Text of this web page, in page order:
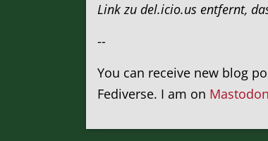
Link zu del.icio.us entfernt,
--
You can receive new blog
Fediverse. I am on Mastodon